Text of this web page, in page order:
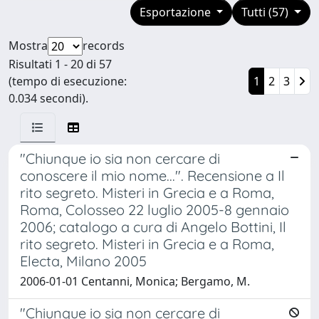
Tutti (57)
Esportazione
Mostra
records
Risultati 1 - 20 di 57
(tempo di esecuzione:
0.034 secondi).
1 2 3
"Chiunque io sia non cercare di
conoscere il mio nome...". Recensione a Il
rito segreto. Misteri in Grecia e a Roma,
Roma, Colosseo 22 luglio 2005-8 gennaio
2006; catalogo a cura di Angelo Bottini, Il
rito segreto. Misteri in Grecia e a Roma,
Electa, Milano 2005
2006-01-01 Centanni, Monica; Bergamo, M.
"Chiunque io sia non cercare di